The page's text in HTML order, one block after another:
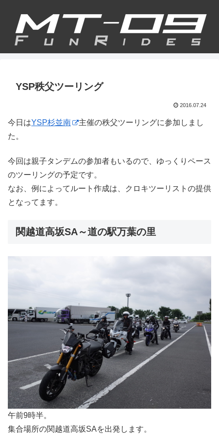
YSP秩父ツーリング
2016.07.24
今日はYSP杉並南
主催の秩父ツーリングに参加しまし
た。
今回は親子タンデムの参加者もいるので、ゆっくりペース
のツーリングの予定です。
なお、例によってルート作成は、クロキツーリストの提供
となってます。
関越道高坂SA～道の駅万葉の里
午前9時半。
集合場所の関越道高坂SAを出発します。